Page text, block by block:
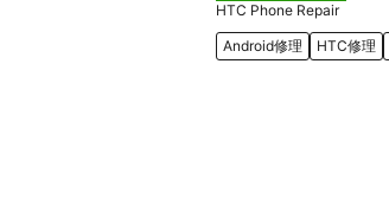
HTC Phone Repair
Android修理
HTC修理